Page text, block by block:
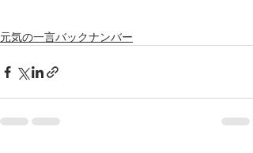
元気の一言バックナンバー